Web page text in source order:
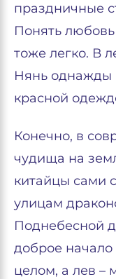
праздничные
Понять
тоже легко. В
Нянь однажды
красной
Конечно, в
чудища на
китайцы сами
улицам
Поднебесной
доброе
целом, а лев –